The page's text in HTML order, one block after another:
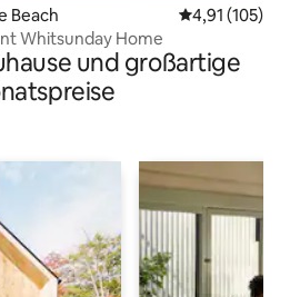
Beach
4,91 (105)
Whitsunday Home
und großartige